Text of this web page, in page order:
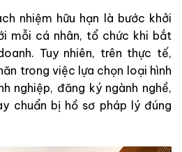
nhiệm hữu hạn là bước khởi
mỗi cá nhân, tổ chức khi bắt
Tuy nhiên, trên thực tế,
trong việc lựa chọn loại hình
nghiệp, đăng ký ngành nghề,
chuẩn bị hồ sơ pháp lý đúng